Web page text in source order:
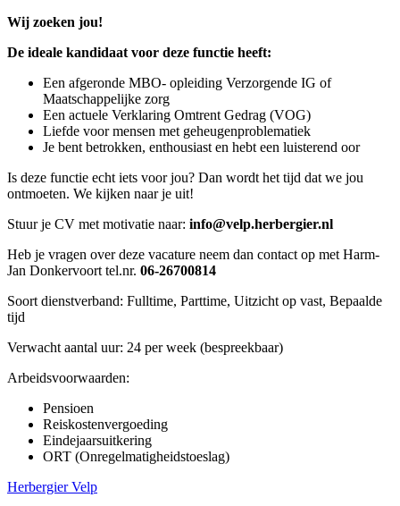
Wij zoeken jou!
De ideale kandidaat voor deze functie heeft:
Een afgeronde MBO- opleiding Verzorgende IG of
Maatschappelijke zorg
Een actuele Verklaring Omtrent Gedrag (VOG)
Liefde voor mensen met geheugenproblematiek
Je bent betrokken, enthousiast en hebt een luisterend oor
Is deze functie echt iets voor jou? Dan wordt het tijd dat we jou
ontmoeten. We kijken naar je uit!
Stuur je CV met motivatie naar: info@velp.herbergier.nl
Heb je vragen over deze vacature neem dan contact op met Harm-
Jan Donkervoort tel.nr. 06-26700814
Soort dienstverband: Fulltime, Parttime, Uitzicht op vast, Bepaalde
tijd
Verwacht aantal uur: 24 per week (bespreekbaar)
Arbeidsvoorwaarden:
Pensioen
Reiskostenvergoeding
Eindejaarsuitkering
ORT (Onregelmatigheidstoeslag)
Herbergier Velp